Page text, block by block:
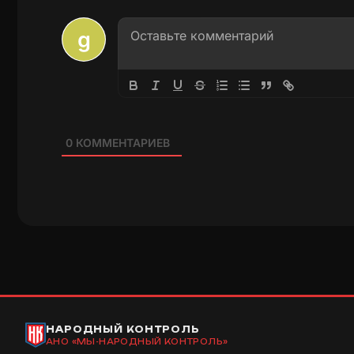
0КОММЕНТАРИЕВ
НАРОДНЫЙ КОНТРОЛЬ
АНО «МЫ-НАРОДНЫЙ КОНТРОЛЬ»